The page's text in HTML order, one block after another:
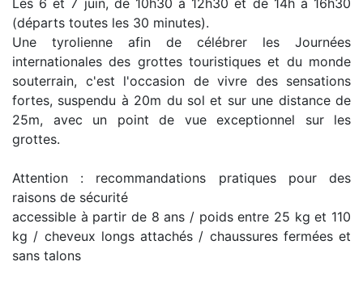
(départs toutes les 30 minutes).
Une tyrolienne afin de célébrer les Journées
internationales des grottes touristiques et du monde
souterrain, c'est l'occasion de vivre des sensations
fortes, suspendu à 20m du sol et sur une distance de
25m, avec un point de vue exceptionnel sur les
grottes.
Attention : recommandations pratiques pour des
raisons de sécurité
accessible à partir de 8 ans / poids entre 25 kg et 110
kg / cheveux longs attachés / chaussures fermées et
sans talons